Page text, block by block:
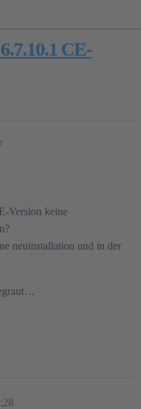
CE-
Version keine
neuinstallation und in der